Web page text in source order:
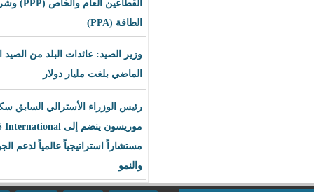
القطاعين العام والخاص (PPP) وشراء
وزير الصيد: عائدات البلد من الصيد العام
الماضي بلغت مليار دولار
رئيس الوزراء الأسترالي السابق سكوت
موريسون ينضم إلى BLS International
مستشاراً استراتيجياً عالمياً لدعم الجودة